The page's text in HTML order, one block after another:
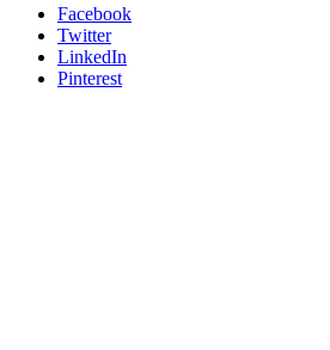
Facebook
Twitter
LinkedIn
Pinterest